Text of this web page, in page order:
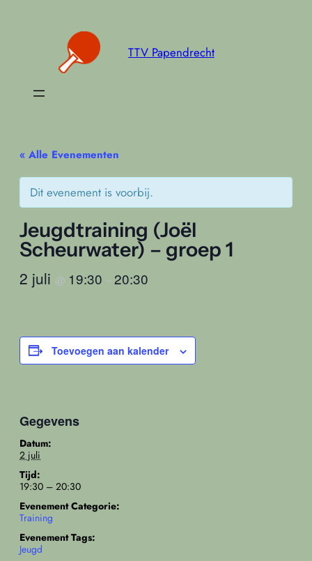
TTV Papendrecht
« Alle Evenementen
Dit evenement is voorbij.
Jeugdtraining (Joël
Scheurwater) – groep 1
2 juli @ 19:30 –20:30
Toevoegen aan kalender
Gegevens
Datum:
2 juli
Tijd:
19:30 – 20:30
Evenement Categorie:
Training
Evenement Tags:
Jeugd